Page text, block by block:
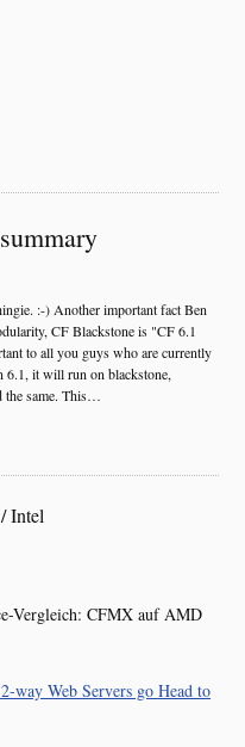
:-) Another important fact Ben
CF Blackstone is "CF 6.1
to all you guys who are currently
it will run on blackstone,
the same. This…
Intel
Vergleich: CFMX auf AMD
way Web Servers go Head to